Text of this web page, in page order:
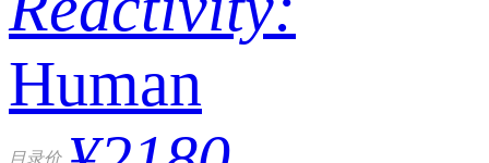
Human
目录价